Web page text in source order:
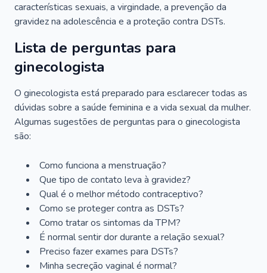
características sexuais, a virgindade, a prevenção da
gravidez na adolescência e a proteção contra DSTs.
Lista de perguntas para
ginecologista
O ginecologista está preparado para esclarecer todas as
dúvidas sobre a saúde feminina e a vida sexual da mulher.
Algumas sugestões de perguntas para o ginecologista
são:
Como funciona a menstruação?
Que tipo de contato leva à gravidez?
Qual é o melhor método contraceptivo?
Como se proteger contra as DSTs?
Como tratar os sintomas da TPM?
É normal sentir dor durante a relação sexual?
Preciso fazer exames para DSTs?
Minha secreção vaginal é normal?